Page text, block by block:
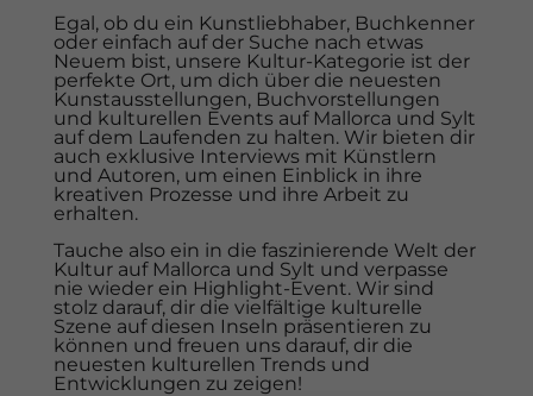
Egal, ob du ein Kunstliebhaber, Buchkenner
oder einfach auf der Suche nach etwas
Neuem bist, unsere Kultur-Kategorie ist der
perfekte Ort, um dich über die neuesten
Kunstausstellungen, Buchvorstellungen
und kulturellen Events auf Mallorca und Sylt
auf dem Laufenden zu halten. Wir bieten dir
auch exklusive Interviews mit Künstlern
und Autoren, um einen Einblick in ihre
kreativen Prozesse und ihre Arbeit zu
erhalten.
Tauche also ein in die faszinierende Welt der
Kultur auf Mallorca und Sylt und verpasse
nie wieder ein Highlight-Event. Wir sind
stolz darauf, dir die vielfältige kulturelle
Szene auf diesen Inseln präsentieren zu
können und freuen uns darauf, dir die
neuesten kulturellen Trends und
Entwicklungen zu zeigen!